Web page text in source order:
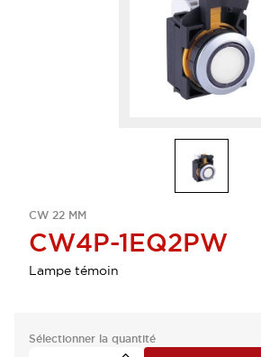
CW 22 MM
CW4P-1EQ2PW
Lampe témoin
Sélectionner la quantité